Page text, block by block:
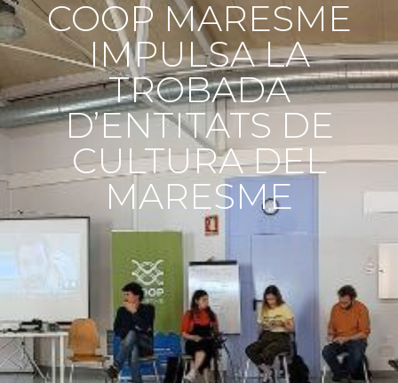
COOP MARESME
IMPULSA LA
TROBADA
D’ENTITATS DE
CULTURA DEL
MARESME